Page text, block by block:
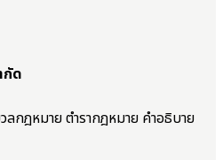
ด
กฎหมาย ตำรากฎหมาย คำอธิบาย